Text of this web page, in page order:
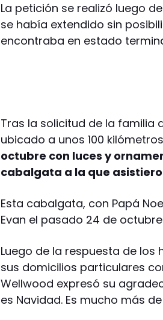
La petición se realizó luego
se había extendido sin
encontraba en estado
Tras la solicitud de la familia
ubicado a unos 100
octubre con luces y
cabalgata a la que
Esta cabalgata, con Papá
Evan el pasado 24 de
Luego de la respuesta de los
sus domicilios particulares
Wellwood expresó su
es Navidad. Es mucho más